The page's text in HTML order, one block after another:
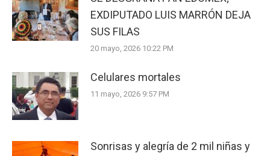
EXDIPUTADO LUIS MARRÓN DEJA
SUS FILAS
20 mayo, 2026 10:22 PM
Celulares mortales
11 mayo, 2026 9:57 PM
Sonrisas y alegría de 2 mil niñas y